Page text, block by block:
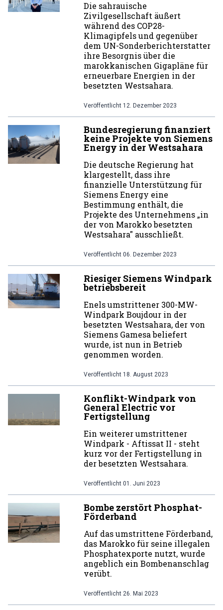
Die sahrauische
Zivilgesellschaft äußert
während des COP28-
Klimagipfels und gegenüber
dem UN-Sonderberichterstatter
ihre Besorgnis über die
marokkanischen Gigapläne für
erneuerbare Energien in der
besetzten Westsahara.
Veröffentlicht 12. Dezember 2023
Bundesregierung finanziert
keine Projekte von Siemens
Energy in der Westsahara
Die deutsche Regierung hat
klargestellt, dass ihre
finanzielle Unterstützung für
Siemens Energy eine
Bestimmung enthält, die
Projekte des Unternehmens „in
der von Marokko besetzten
Westsahara" ausschließt.
Veröffentlicht 06. Dezember 2023
Riesiger Siemens Windpark
betriebsbereit
Enels umstrittener 300-MW-
Windpark Boujdour in der
besetzten Westsahara, der von
Siemens Gamesa beliefert
wurde, ist nun in Betrieb
genommen worden.
Veröffentlicht 18. August 2023
Konflikt-Windpark von
General Electric vor
Fertigstellung
Ein weiterer umstrittener
Windpark - Aftissat II - steht
kurz vor der Fertigstellung in
der besetzten Westsahara.
Veröffentlicht 01. Juni 2023
Bombe zerstört Phosphat-
Förderband
Auf das umstrittene Förderband,
das Marokko für seine illegalen
Phosphatexporte nutzt, wurde
angeblich ein Bombenanschlag
verübt.
Veröffentlicht 26. Mai 2023